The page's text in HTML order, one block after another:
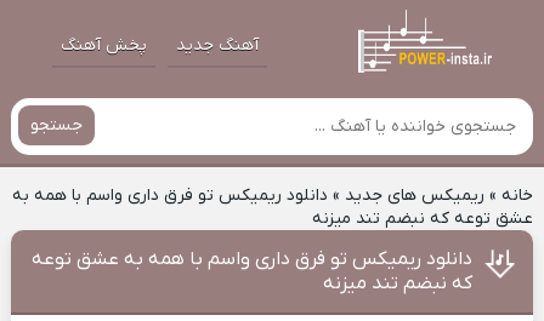
آهنگ جدید پخش آهنگ
جستجو
خانه» ریمیکس های جدید » دانلود ریمیکس تو فرق داری واسم با همه به
عشق توعه که نبضم تند میزنه
دانلود ریمیکس تو فرق داری واسم با همه به عشق توعه
که نبضم تند میزنه